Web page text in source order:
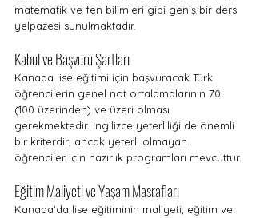
matematik ve fen bilimleri gibi geniş bir ders
yelpazesi sunulmaktadır.
Kabul ve Başvuru Şartları
Kanada lise eğitimi için başvuracak Türk
öğrencilerin genel not ortalamalarının 70
(100 üzerinden) ve üzeri olması
gerekmektedir. İngilizce yeterliliği de önemli
bir kriterdir, ancak yeterli olmayan
öğrenciler için hazırlık programları mevcuttur.
Eğitim Maliyeti ve Yaşam Masrafları
Kanada'da lise eğitiminin maliyeti, eğitim ve